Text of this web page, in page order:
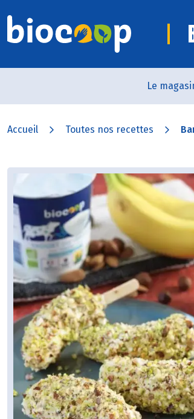
Le
Accueil Toutes nos recettes